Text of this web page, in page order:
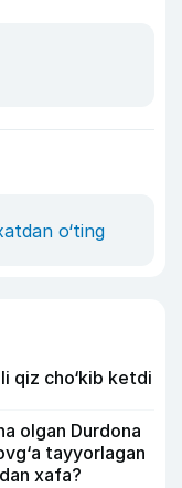
o‘ting
qiz cho‘kib ketdi
olgan Durdona
tayyorlagan
xafa?